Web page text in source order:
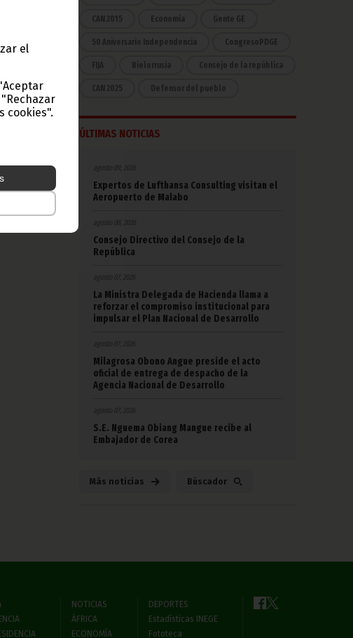
el
cookies".
CAN 2015 Economía Gente GE
50 Aniversario Independencia CongresoPDGE
FIJA Bielorrusia Consejo de la república
CAN 2025 Defensor del pueblo
ÚLTIMAS NOTICIAS
agosto 09, 2026
Expertos de Lufthansa Consulting visitan el
Aeropuerto de Malabo
agosto 08, 2026
Consejo Directivo del Consejo de la
República
agosto 07, 2026
La Ministra Delegada de Hacienda llama a
reforzar el compromiso institucional para
impulsar el Plan Nacional de Desarrollo
agosto 07, 2026
Milagrosa Obono Angue preside el acto
oficial de entrega de despacho de la
Agencia Nacional de Desarrollo
agosto 07, 2026
S.E. Nguema Obiang Mangue recibe al
Embajador de Corea
Más noticias Búscador
NOTICIAS
ÁFRICA
ECONOMÍA
DEPORTES
Estadísticas INEGE
Fototeca